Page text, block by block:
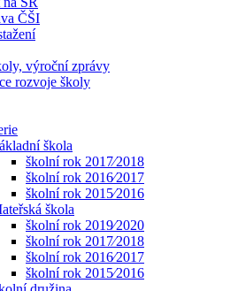
ČŠI
výroční zprávy
rozvoje školy
škola
školní rok 2017⁄2018
školní rok 2016⁄2017
školní rok 2015⁄2016
škola
školní rok 2019⁄2020
školní rok 2017⁄2018
školní rok 2016⁄2017
školní rok 2015⁄2016